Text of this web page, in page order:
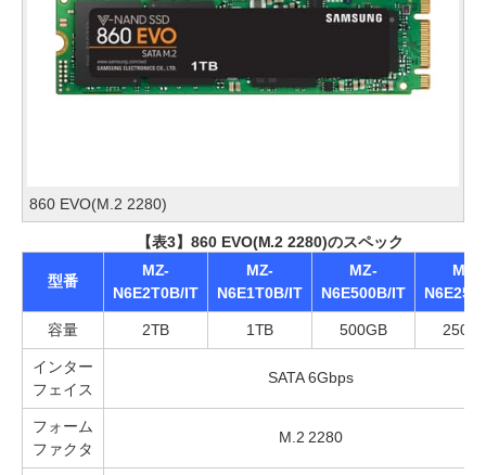
860 EVO(M.2 2280)
【表3】860 EVO(M.2 2280)のスペック
型番
MZ-
N6E2T0B/IT
MZ-
N6E1T0B/IT
MZ-
N6E500B/IT
MZ-
容量 2TB 1TB 500GB
インター
フェイス
SATA 6Gbps
フォーム
ファクタ
M.2 2280